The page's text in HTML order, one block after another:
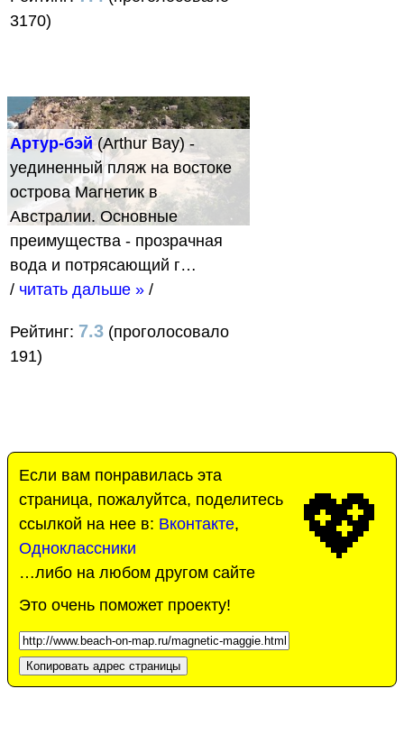
3170)
Артур-бэй(Arthur Bay) -
уединенный пляж на востоке
острова Магнетик в
Австралии. Основные
преимущества - прозрачная
вода и потрясающий г…
/ читать дальше » /
Рейтинг: 7.3 (проголосовало
191)
💖
Если вам понравилась эта
страница, пожалуйтса, поделитесь
ссылкой на нее в: Вконтакте,
Одноклассники
…либо на любом другом сайте
Это очень поможет проекту!
Копировать адрес страницы